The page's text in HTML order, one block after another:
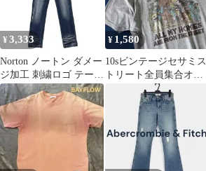
¥ 3,333
Norton ノートン ダメー
ジ加工 刺繍ロゴ テーパ
ード ストレッチ デニム
¥ 1,580
10sビンテージセサミス
トリート全員集合オフ
ィシャルTシャツY2K古